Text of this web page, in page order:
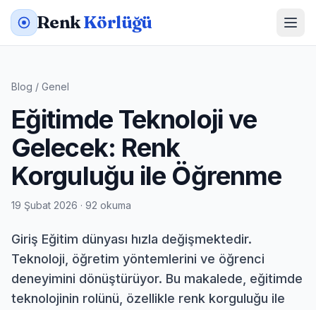
RenkKörlüğü
Blog / Genel
Eğitimde Teknoloji ve
Gelecek: Renk
Korguluğu ile Öğrenme
19 Şubat 2026 · 92 okuma
Giriş Eğitim dünyası hızla değişmektedir.
Teknoloji, öğretim yöntemlerini ve öğrenci
deneyimini dönüştürüyor. Bu makalede, eğitimde
teknolojinin rolünü, özellikle renk korguluğu ile